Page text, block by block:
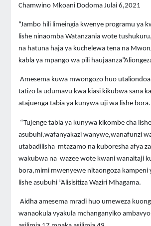
Chamwino Mkoani Dodoma Julai 6,2021
“Jambo hili limeingia kwenye programu ya
lishe ninaomba Watanzania wote
na hatuna haja ya kuchelewa tena na
kabla ya mpango wa pili
Amesema kuwa mwongozo huo utaliondoa
tatizo la udumavu kwa kiasi kikubwa sana
atajuenga tabia ya kunywa uji wa lishe bora.
“Tujenge tabia ya kunywa kikombe cha
asubuhi,wafanyakazi wanywe,wanafunzi
utabadilisha mtazamo na kuboresha afya
wakubwa na wazee wote kwani wanaitaji
bora,mimi mwenyewe nitaongoza kampeni
lishe asubuhi ”Alisisitiza Waziri Mhagama.
Aidha amesema mradi huo umeweza
wanaokula vyakula mchanganyiko